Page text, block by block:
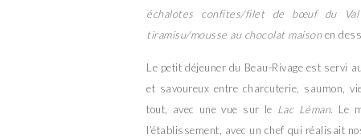
échalotes confites/filet de bœuf du
tiramisu/mousse au chocolat maisonen
Le petit déjeuner du Beau-Rivage est servi
et savoureux entre charcuterie, saumon,
tout, avec une vue sur le Lac Léman. Le
l’établissement, avec un chef qui réalisait